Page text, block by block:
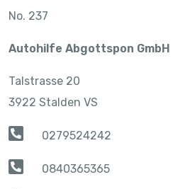
No. 237
Autohilfe Abgottspon GmbH
Talstrasse 20
3922 Stalden VS
0279524242
0840365365